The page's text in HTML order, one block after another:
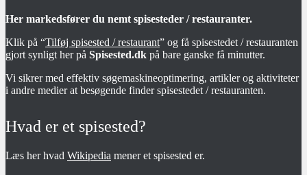
Her markedsfører du nemt spisesteder / restauranter.
Klik på “Tilføj spisested / restaurant” og få spisestedet / restauranten
gjort synligt her på Spisested.dk på bare ganske få minutter.
Vi sikrer med effektiv søgemaskineoptimering, artikler og aktiviteter
i andre medier at besøgende finder spisestedet / restauranten.
Hvad er et spisested?
Læs her hvad Wikipedia mener et spisested er.